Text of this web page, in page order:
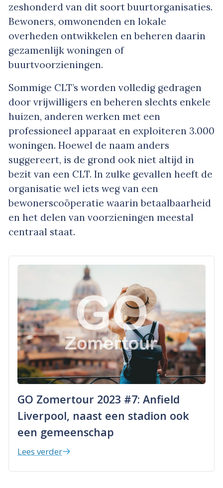
zeshonderd van dit soort buurtorganisaties.
Bewoners, omwonenden en lokale
overheden ontwikkelen en beheren daarin
gezamenlijk woningen of
buurtvoorzieningen.
Sommige CLT’s worden volledig gedragen
door vrijwilligers en beheren slechts enkele
huizen, anderen werken met een
professioneel apparaat en exploiteren 3.000
woningen. Hoewel de naam anders
suggereert, is de grond ook niet altijd in
bezit van een CLT. In zulke gevallen heeft de
organisatie wel iets weg van een
bewonerscoöperatie waarin betaalbaarheid
en het delen van voorzieningen meestal
centraal staat.
GO Zomertour 2023 #7: Anfield
Liverpool, naast een stadion ook
een gemeenschap
Lees verder